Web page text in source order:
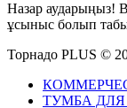
Назар аударыңыз!
ұсыныс болып
Торнадо PLUS ©
ТУМБА ДЛЯ